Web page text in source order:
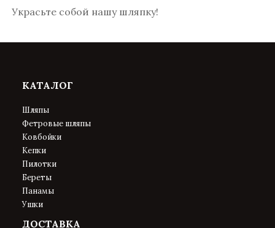
Украсьте собой нашу шляпку!
КАТАЛОГ
Шляпы
Фетровые шляпы
Ковбойки
Кепки
Пилотки
Береты
Панамы
Ушки
ДОСТАВКА